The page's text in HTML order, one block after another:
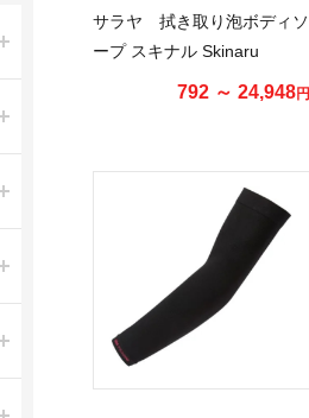
サラヤ 拭き取り泡ボディソ
ープ スキナル Skinaru
792 ～ 24,948円